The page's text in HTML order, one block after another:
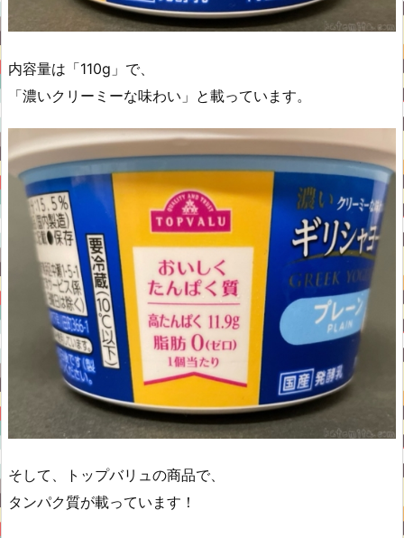
内容量は「110g」で、
「濃いクリーミーな味わい」と載っています。
そして、トップバリュの商品で、
タンパク質が載っています！